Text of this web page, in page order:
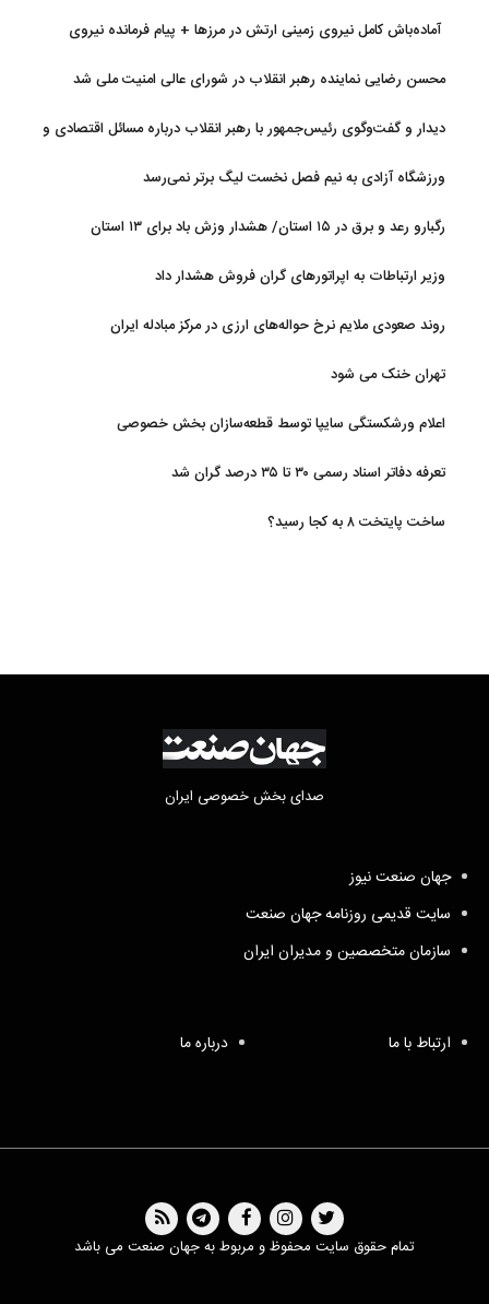
آماده‌باش کامل نیروی زمینی ارتش در مرزها + پیام فرمانده نیروی
محسن رضایی نماینده رهبر انقلاب در شورای عالی امنیت ملی شد
دیدار و گفت‌وگوی رئیس‌جمهور با رهبر انقلاب درباره مسائل اقتصادی و
ورزشگاه آزادی به نیم فصل نخست لیگ برتر نمی‌رسد
رگبارو رعد و برق در ۱۵ استان/ هشدار وزش باد برای ۱۳ استان‌
وزیر ارتباطات به اپراتورهای گران فروش هشدار داد
روند صعودی ملایم نرخ حواله‌های ارزی در مرکز مبادله ایران
تهران خنک می شود
اعلام ورشکستگی سایپا توسط قطعه‌سازان بخش خصوصی
تعرفه دفاتر اسناد رسمی ۳۰ تا ۳۵ درصد گران شد
ساخت پایتخت ۸ به کجا رسید؟
صدای بخش خصوصی ایران
جهان صنعت نیوز
سایت قدیمی روزنامه جهان صنعت
سازمان متخصصین و مدیران ایران
ارتباط با ما درباره ما
تمام حقوق سایت محفوظ و مربوط به جهان صنعت می باشد